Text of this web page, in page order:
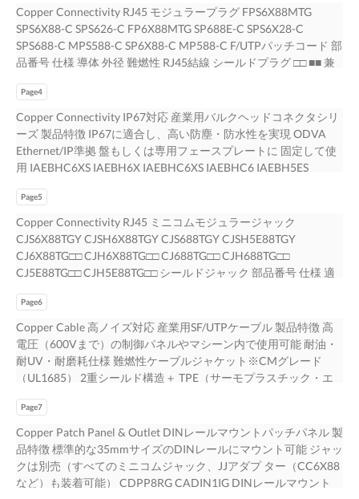
パッチコード 部品番号 仕様 芯数 導体 外径 難燃性 外被色 両端コ
ネクタ ISTPH6X□□MTL Cat6a,SF/UTP 芯（ ） 26AWG 撚り線
7.40mm 緑青色 RJ45シールドプラグ T568B結線 8 4P CM
ISTPHCH□□MTL Cat5e,SF/UTP 24AWG 撚り線 7.20mm RJ45シ
10, 15, 20m 標準タイプ S/FTP, F/UTPパッチコード STP6X□□M■■
STPCH□□MB▲▲ F/UTPパッチコード 部品番号 仕様 導体 外径 難
燃性 RJ45結線 STP6X□□M■■ Cat6A, Cat6兼用 S/FTP仕様 6.10mm
T568B STPCH□□MB▲▲ 26AWG LSZH Cat5e, F/UTP 5.20mm
T568A □□ケーブル長（m）：0.5-10m（0.5mきざみ） 11-
20m（1mきざみ） 25-60m（5mきざみ） ■■ケーブル色：
RD（赤）・YL（黄）・BL（黒）・BU（青）・GR（緑）・
OR（オレンジ）・VL（紫）・IG（ライトグレー） ▲▲ブーツ
色：RD（赤）・YL（黄）・BL（黒）・BU（青）・GR（緑）
Cat5eタイプのケーブル色はグレーのみとなります 標準タイプ
UTPパッチコード UTP28X□□M■■ UTP28SP□□M■■
UTP28CH□□M■■ UTP細径パッチコード 部品番号 仕様 導体 外径
難燃性 RJ45結線 UTP28X□□M■■ Cat6A, UTP 4.70mm
UTP28SP□□M▲▲ T568B Cat6, UTP 28AWG LSZH 3.80mm
UTP28CH□□M** Cat5e, UTP T568A □□ケーブル長（m）：0.5-
10m（0.5mきざみ） 11-20m（1mきざみ） 25-40m（5mきざ
み） ■■ケーブル色：PB（パステルブルー）・RD（赤）・
YL（黄）・BL（黒）・BU（青）・GR（緑）・OR（オレン
PK（パステルピンク）をご希望の際は、別途
お問い合わせください ▲▲ケーブル色： PG（パステルグリー
ン）・PB（パステルブルー）・RD（赤）・YL（黄）・
BL（黒）・BU（青）・GR（緑）・OR（オレンジ）・
VL（紫）・GY（グレー）／▲▲ない場合：オフホワイト **ケー
Copper Connectivity RJ45 モジュラープラグ FPS6X88MTG
SPS6X88-C SPS626-C FP6X88MTG SP688E-C SPS6X28-C
SPS688-C MPS588-C SP6X88-C MP588-C F/UTPパッチコード 部
品番号 仕様 導体 外径 難燃性 RJ45結線 シールドプラグ □□ ■■ 兼
M Cat6A, Cat6 S/FTP 6.10mm T568B □□ ▲▲ 26AWG LSZH
Cat5e～Cat6A兼用 STPCH MB Cat5e, F/UTP 5.20mm T568A
FPS6X88MTG RJ45ツールレスシールドプラグ 22-26AWG 単
線・撚り線 5.80-9.00mm EGPT、EGJT-1 □□ケーブル長（m）：
0.5-10m（0.5mきざみ） 11-20m（1mきざみ） 25-60m（5m
BU（青）・GR（緑）・OR（オレンジ）・VL（紫）・IG（ライ
7.20mm MPT5-8AS & CSPT ▲▲ブーツ色：RD（赤）・
YL（黄）・BL（黒）・BU（青）・GR（緑） SPS6X28-C Cat6A
RJ45シールドプラグ 28AWG 単線・撚り線 4.50-4.90mm
MPT5-8AS & SGPT Cat5eタイプのケーブル色はグレーのみとな
ります SPS626-C シールドプラグ 5.72-6.35mm Cat6 RJ45 単
線・撚り線 MPT5-8AS & CSPT SPS688-C 24-26AWG 6.40-
7.20mm MPS588-C Cat5e RJ45シールドプラグ 5.33-6.35mm
MPT5-8AS UTP用プラグ 部品番号 仕様 適応導体 適応ケーブル径
成端工具 FP6X88MTG Cat5e～Cat6A兼用 RJ45ツールレスプラグ
22-26AWG 単線・撚り線 5.08-8.38mm EGPT、EGJT-1 SP6X88-
C Cat6A RJ45モジュラープラグ 23-24AWG 単線 6.99-8.00mm
SP6X88SD-C 26AWG 単線・撚り線 5.59-6.35mm MPT5-
8AS&CSPT SP688E-C 近日発売 Cat6 RJ45モジュラープラグ 23-
24AWG 単線・撚り線 5.72-6.35mm MP588-C Cat5e RJ45モジ
ュラープラグ 24-26AWG 単線・撚り線 4.83-6.35mm MPT5-
8AS 防塵・防水性 産業用M12コネクタ 製品特徴 高い防塵・防水
Page4
Copper Connectivity IP67対応 産業用バルクヘッドコネクタシリ
ーズ 製品特徴 IP67に適合し、高い防塵・防水性を実現 ODVA
Ethernet/IP準拠 盤もしくは専用フェースプレートに 固定して使
用 IAEBHC6XS IAEBH6X IAEBHC6XS IAEBHC6 IAEBH5ES
RJ45モジュラージャック 部品番号 仕様 適応導体 適応ケーブル径
IAEBH6XS シールドジャック ジャック 22~26AWG 単線・撚り
線 5.08~8.38mm IAEBH6X IAEBHC6XS JJアダプター － － Cat6
対応RJ45モジュラージャック 部品番号 仕様 適応導体 適応ケーブ
ル径 成端工具 IAEBH6S シールドジャック ジャック 22-26AWG
ー － － － Cat5e対応RJ45モジュラージャック＆プラグ 部品番号
仕様 適応導体 適応ケーブル径 成端工具 IAEBH5ES シールドジャ
ック ジャック 22-26AWG 単線・撚り線 5.08-8.38mm EGJT-1
IAEBH5E IAEBHC5E JJアダプター － － － MPSI588T シールドプ
ラグ 5.33-6.35mm プラグ 24-26AWG 単線・撚り線 MPT5-8AS
MPI588T 4.82-6.35mm 関連製品 部品番号 製品名 仕様
IAEBHUSBAA USBカプラー USB2.0準拠 IAEFP1 バルクヘッドコ
ネクタ用フェースプレート ステンレス製, JISサイズ 04 販売単位
については、弊社販売代理店にお問い合わせください
Page5
Copper Connectivity RJ45 ミニコムモジュラージャック
CJS6X88TGY CJSH6X88TGY CJS688TGY CJSH5E88TGY
CJ6X88TG□□ CJH6X88TG□□ CJ688TG□□ CJH688TG□□
CJ5E88TG□□ CJH5E88TG□□ シールドジャック 部品番号 仕様 適
ャック CJSH6X88TGY Cat6A シールドジャック シャッター付き
CJS688TGY Cat6 シールドジャック 22-26AWG CJSH688TGY
Cat6 シールドジャックシャッター付き 単線・撚り線 5.08-
8.38mm EGJT-1 CJS5E88TGY Cat5e シールドジャック
CJSH5E88TGY Cat5e シールドジャック シャッター付き ジャック
Cat6A ジャック CJH6X88TG□□ Cat6A ジャック シャッター付き
CJH688TG Cat6 ジャック シャッター付き 単線・撚り線
CJ5E88TG□□ Cat5e ジャック CJH5E88TG□□ Cat5e ジャック シャ
ッター付き □□モジュラージャック色：IW（オフホワイト）,
BL（黒）, BU（青）, RD（赤）, YL（黄）, GR（緑）, OR（オレン
Page6
Copper Cable 高ノイズ対応 産業用SF/UTPケーブル 製品特徴 高
電圧（600Vまで）の制御パネルやマシーン内で使用可能 耐油・
耐UV・耐磨耗仕様 難燃性ケーブルジャケット※CMグレード
（UL1685） 2重シールド構造＋ TPE（サーモプラスチック・エ
IEEE802.3at） ISFCH6X04ATL-UG ISFCH5C02ATL-XG
ISFCH5C04ATL-XG SF/UTPケーブル 部品番号 仕様 芯数 導体 外
径 難燃性 外被色 最大チャネル長 梱包 ISFCH6X04ATL-UG Cat6A,
SF/UTP 8芯（4P） 8.10mm ISFCH5C02ATL-XG 4芯（2P）
24AWG 6.10mm CM 緑青 80m 305m/巻 Cat5e, SF/UTP 撚り線
Page7
Copper Patch Panel & Outlet DINレールマウントパッチパネル 製
品特徴 標準的な35mmサイズのDINレールにマウント可能 ジャッ
クは別売（すべてのミニコムジャック、JJアダプ ター（CC6X88
など）も装着可能） CDPP8RG CADIN1IG DINレールマウント